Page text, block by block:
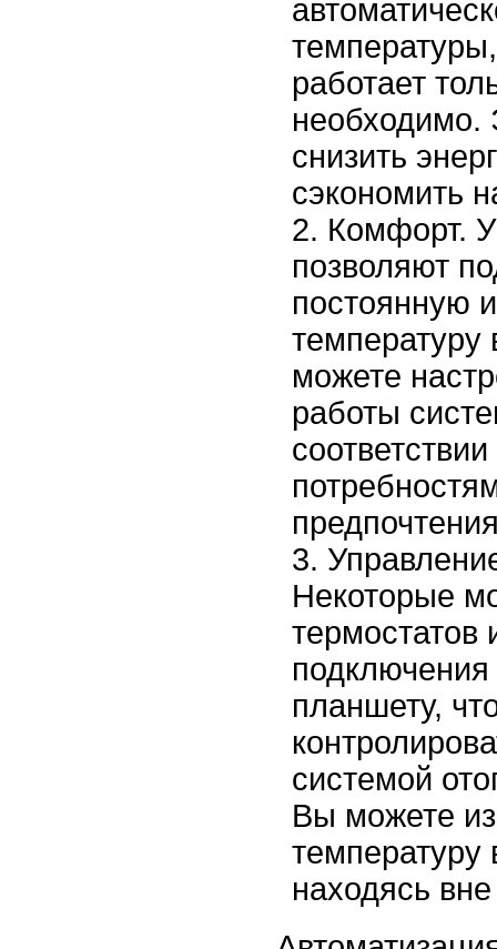
работает
необходимо.
снизить
сэкономить
Комфорт.
позволяют
постоянную
можете
работы
Некоторые
термостатов
планшету,
системой
Вы можете
находясь вне